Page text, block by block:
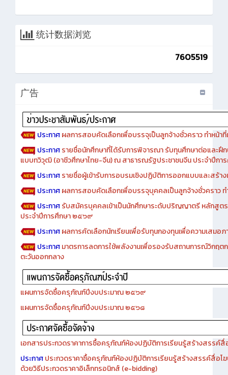
统计数据浏览
7605519
广告
ประกาศผลการสอบคัดเลือกเพื่อบรรจุเป็นลูกจ้างชั่วคราว ทำหน้าที่
ประกาศรายชื่อนักศึกษาที่ได้รับการพิจารณา รับทุนศึกษาต่อและฝึ
แบบทวิวุฒิ (อาชีวศึกษาไทย-จีน) ณ สาธารณรัฐประชาชนจีน ประจำปีก
ประกาศรายชื่อผู้เข้ารับการอบรมเชิงปฏิบัติการออกแบบและสร้า
ประกาศผลการสอบคัดเลือกเพื่อบรรจุบุคคลเป็นลูกจ้างชั่วคราว ท
ประกาศรับสมัครบุคคลเข้าเป็นนักศึกษาระดับปริญญาตรี หลักสูต
ประจำปีการศึกษา ๒๕๖๙
ประกาศผลการคัดเลือกนักเรียนเพื่อรับทุนกองทุนเพื่อความเสมอ
ประกาศมาตรการลดการใช้พลังงานเพื่อรองรับสถานการณ์วิกฤ
ตะวันออกกลาง
แผนการจัดซื้อครุภัณฑ์ปีงบประมาณ ๒๕๖๙
แผนการจัดซื้อครุภัณฑ์ปีงบประมาณ ๒๕๖๘
เอกสารประกวดราคาการซื้อครุภัณฑ์ห้องปฏิบัติการเรียนรู้สร้างสรรค์
ประกาศประกวดราคาซื้อครุภัณฑ์ห้องปฏิบัติการเรียนรู้สร้างสรรค์สื่อโ
ด้วยวิธีประกวดราคาอิเล็กทรอนิกส์ (e-bidding)